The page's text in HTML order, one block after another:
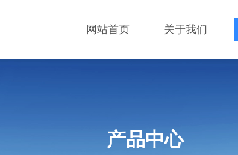
网站首页 关于我们
产品中心